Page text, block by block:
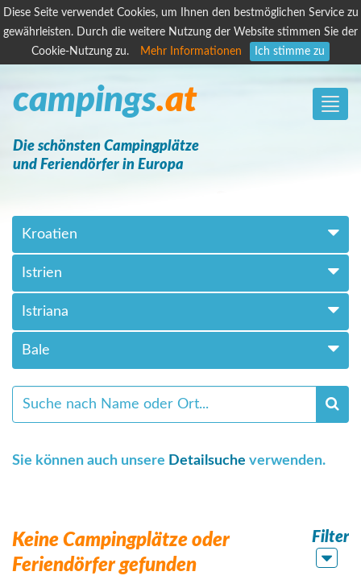
Diese Seite verwendet Cookies, um Ihnen den bestmöglichen Service zu
gewährleisten. Durch die weitere Nutzung der Website stimmen Sie der
Cookie-Nutzung zu.
Mehr Informationen Ich stimme zu
Toggle
campings.at
Die schönsten Campingplätze
und Feriendörfer in Europa
Kroatien
Istrien
Istriana
Bale
Sie können auch unsere Detailsuche verwenden.
Keine Campingplätze oder
Feriendörfer gefunden
Filter